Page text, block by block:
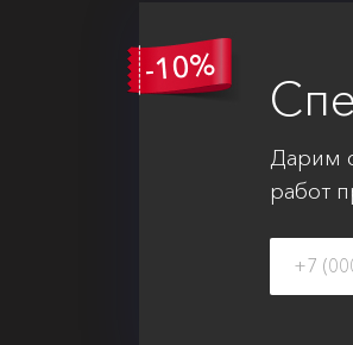
Дарим
работ